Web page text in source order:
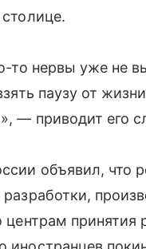
то нервы уже не
паузу от
— приводит его
объявил, что
центрам